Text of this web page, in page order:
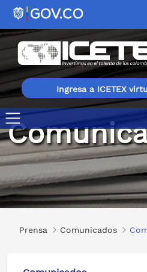
Ingresa a ICETEX
Comunicados 2024
Prensa Comunicados